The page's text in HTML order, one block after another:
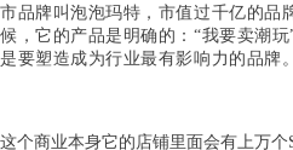
市品牌叫泡泡玛特，市值过千亿的品
候，它的产品是明确的：“我要卖潮
是要塑造成为行业最有影响力的品牌。
这个商业本身它的店铺里面会有上万